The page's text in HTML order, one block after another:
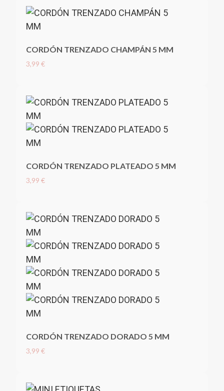
CORDÓN TRENZADO CHAMPÁN 5 MM
3,99 €
CORDÓN TRENZADO PLATEADO 5 MM
3,99 €
CORDÓN TRENZADO DORADO 5 MM
3,99 €